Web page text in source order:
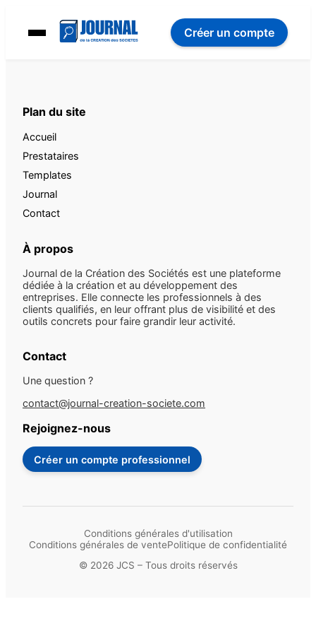
Créer un compte
Plan du site
Accueil
Prestataires
Templates
Journal
Contact
À propos
Journal de la Création des Sociétés est une plateforme
dédiée à la création et au développement des
entreprises. Elle connecte les professionnels à des
clients qualifiés, en leur offrant plus de visibilité et des
outils concrets pour faire grandir leur activité.
Contact
Une question ?
contact@journal-creation-societe.com
Rejoignez-nous
Créer un compte professionnel
Conditions générales d'utilisation
Conditions générales de ventePolitique de confidentialité
© 2026 JCS – Tous droits réservés